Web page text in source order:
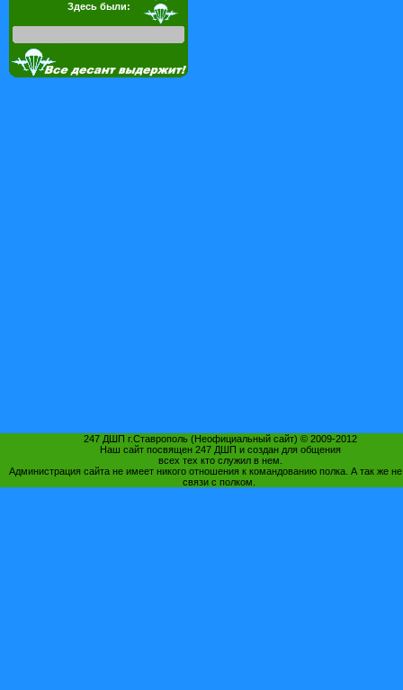
Здесь были:
247 ДШП г.Ставрополь (Неофициальный сайт) © 2009-2012
Наш сайт посвящен 247 ДШП и создан для общения
всех тех кто служил в нем.
Администрация сайта не имеет никого отношения к командованию полка. А так же
связи с полком.